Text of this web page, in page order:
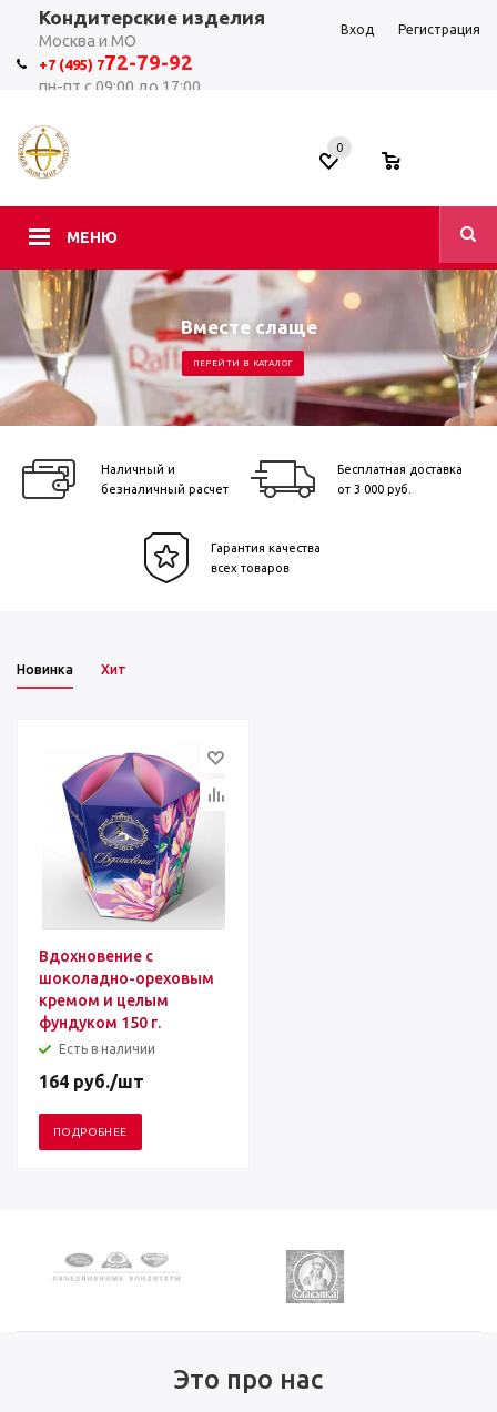
Кондитерские изделия
Москва и МО
+7 (495) 772-79-92
пн-пт с 09:00 до 17:00
Вход Регистрация
МЕНЮ
0
Вместе слаще
ПЕРЕЙТИ В КАТАЛОГ
Наличный и
безналичный расчет
Бесплатная доставка
от 3 000 руб.
Гарантия качества
всех товаров
Новинка Хит
Вдохновение с
шоколадно-ореховым
кремом и целым
фундуком 150 г.
Есть в наличии
164 руб./шт
ПОДРОБНЕЕ
Это про нас